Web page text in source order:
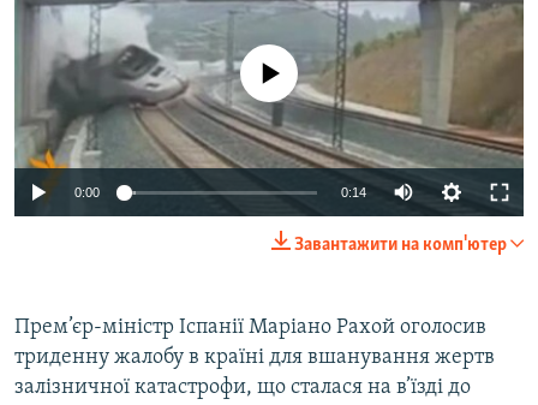
ВСЕ ЗА ДЕНЬ
СПЕЦПРОЕКТИ
ДЕПОРТАЦІЯ
ВІДЕОУРОКИ «ELIFBE»
СВІДЧЕННЯ ОКУПАЦІЇ
ЯК ОБІЙТИ БЛОКУВАННЯ
Русский
Qırımtatar
No media source currently available
0:00 0:14
Завантажити на комп'ютер
Прем’єр-міністр Іспанії Маріано Рахой оголосив
триденну жалобу в країні для вшанування жертв
залізничної катастрофи, що сталася на в’їзді до